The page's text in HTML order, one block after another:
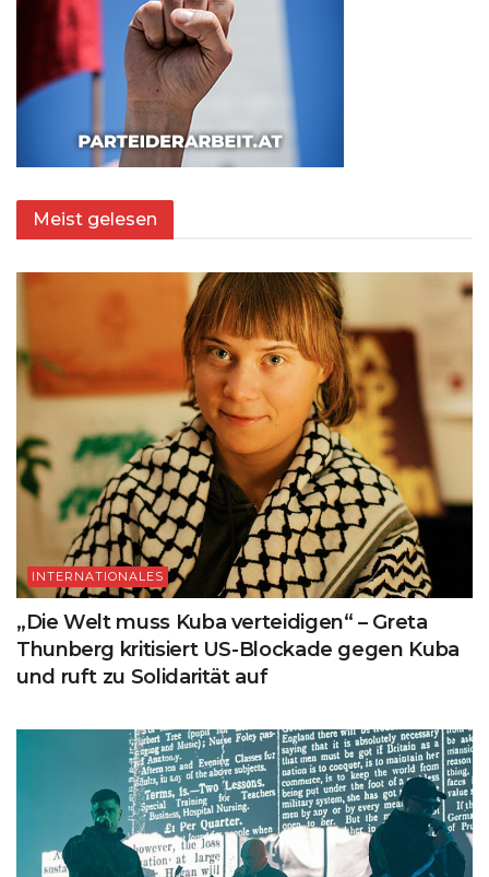
Meist gelesen
INTERNATIONALES
„Die Welt muss Kuba verteidigen“ – Greta
Thunberg kritisiert US-Blockade gegen Kuba
und ruft zu Solidarität auf